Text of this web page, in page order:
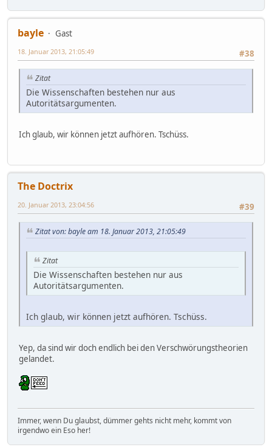
bayle
Gast
#38
18. Januar 2013, 21:05:49
Zitat
Die Wissenschaften bestehen nur aus
Autoritätsargumenten.
Ich glaub, wir können jetzt aufhören. Tschüss.
The Doctrix
#39
20. Januar 2013, 23:04:56
Zitat von: bayle am 18. Januar 2013, 21:05:49
Zitat
Die Wissenschaften bestehen nur aus
Autoritätsargumenten.
Ich glaub, wir können jetzt aufhören. Tschüss.
Yep, da sind wir doch endlich bei den Verschwörungstheorien
gelandet.
Immer, wenn Du glaubst, dümmer gehts nicht mehr, kommt von
irgendwo ein Eso her!